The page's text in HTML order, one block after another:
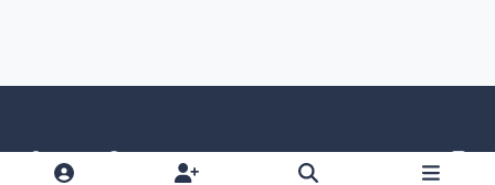
Светлый режим
Темный режим
Как в системе
v
k